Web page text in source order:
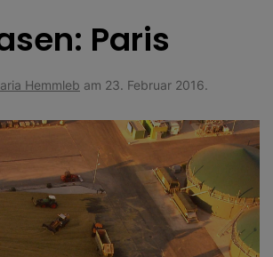
Paris
Hemmleb am 23. Februar 2016.